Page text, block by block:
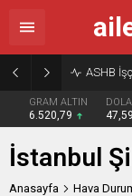
GRAM ALTIN
6.520,79
İstanbul
Anasayfa Hava